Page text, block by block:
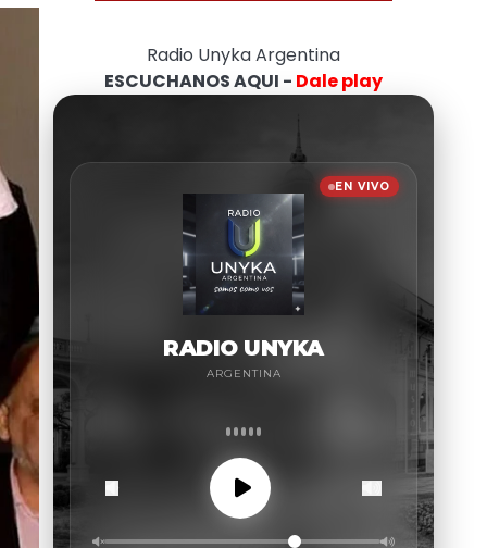
Radio Unyka Argentina
ESCUCHANOS AQUI - Dale play